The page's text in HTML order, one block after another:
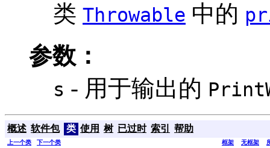
类 Throwable 中的
参数：
s - 用于输出的
概述 软件包 类 使用 树 已过时 索引 帮助
上一个类 下一个类 框架 无框架